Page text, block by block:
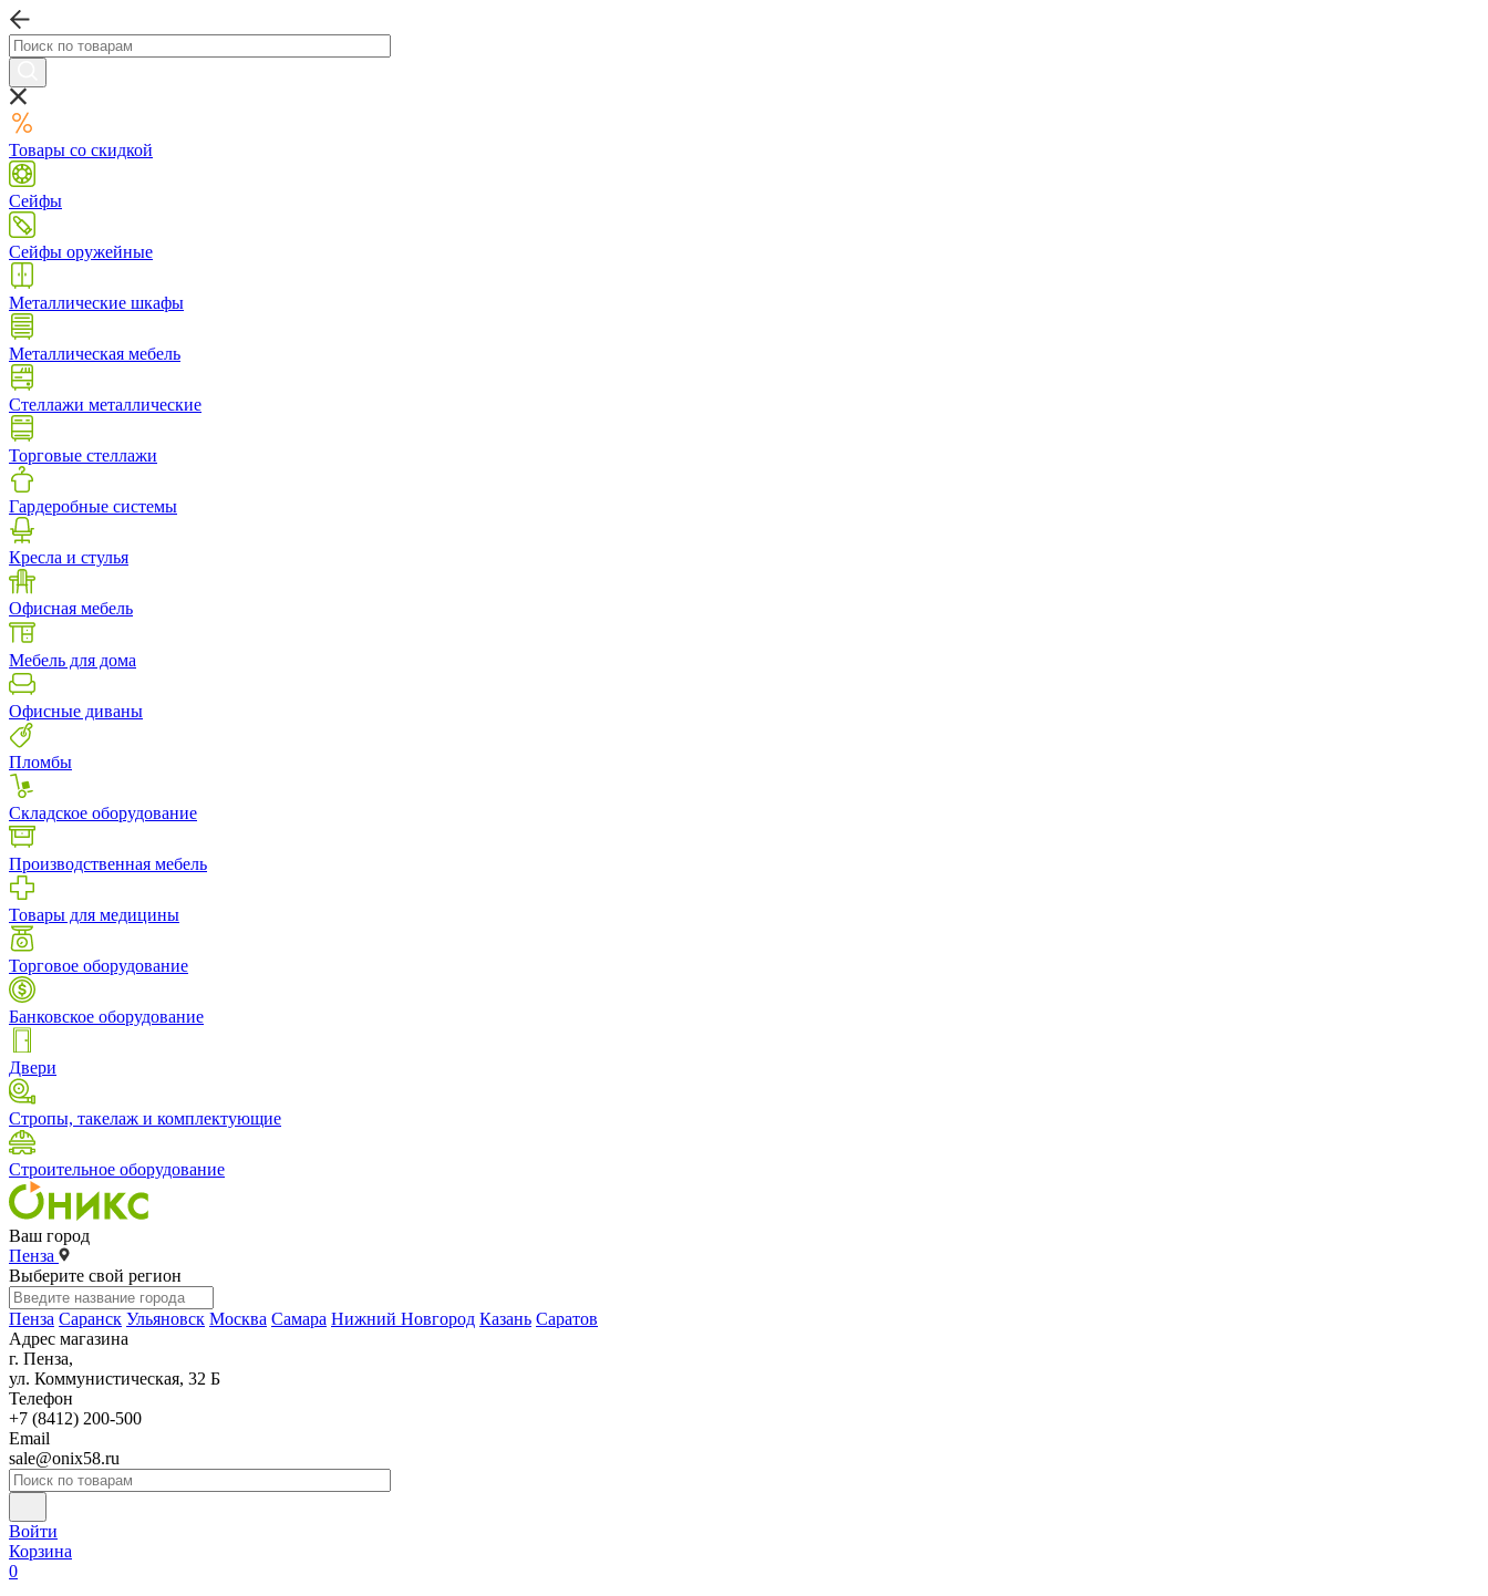
Товары со скидкой
Сейфы
Сейфы оружейные
Металлические шкафы
Металлическая мебель
Стеллажи металлические
Торговые стеллажи
Гардеробные системы
Кресла и стулья
Офисная мебель
Мебель для дома
Офисные диваны
Пломбы
Складское оборудование
Производственная мебель
Товары для медицины
Торговое оборудование
Банковское оборудование
Двери
Стропы, такелаж и комплектующие
Строительное оборудование
Ваш город
Пенза
Выберите свой регион
Пенза Саранск Ульяновск Москва Самара Нижний Новгород Казань Саратов
Адрес магазина
г. Пенза,
ул. Коммунистическая, 32 Б
Телефон
+7 (8412) 200-500
Email
sale@onix58.ru
Войти
Корзина
0